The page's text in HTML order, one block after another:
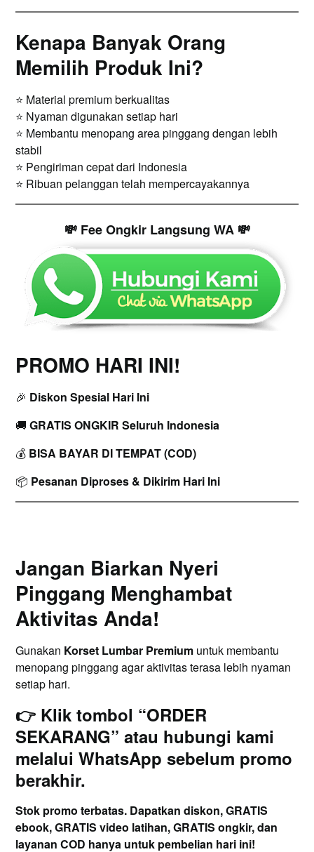
Kenapa Banyak Orang
Memilih Produk Ini?
⭐ Material premium berkualitas
⭐ Nyaman digunakan setiap hari
⭐ Membantu menopang area pinggang dengan lebih
stabil
⭐ Pengiriman cepat dari Indonesia
⭐ Ribuan pelanggan telah mempercayakannya
💸 Fee Ongkir Langsung WA 💸
PROMO HARI INI!
🎉 Diskon Spesial Hari Ini
🚚GRATIS ONGKIR Seluruh Indonesia
💰 BISA BAYAR DI TEMPAT (COD)
📦 Pesanan Diproses & Dikirim Hari Ini
Jangan Biarkan Nyeri
Pinggang Menghambat
Aktivitas Anda!
Gunakan Korset Lumbar Premium untuk membantu
menopang pinggang agar aktivitas terasa lebih nyaman
setiap hari.
👉 Klik tombol “ORDER
SEKARANG” atau hubungi kami
melaluiWhatsApp sebelum promo
berakhir.
Stok promo terbatas. Dapatkan diskon, GRATIS
ebook, GRATIS video latihan, GRATIS ongkir, dan
layanan COD hanya untuk pembelian hari ini!